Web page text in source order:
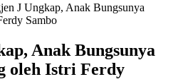
J Ungkap, Anak Bungsunya
Sambo
Anak Bungsunya
oleh Istri Ferdy